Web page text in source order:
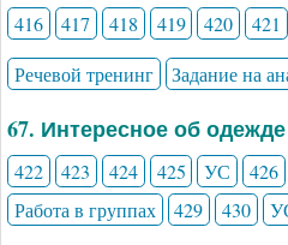
416 417 418 419 420
421
Речевой тренинг
Задание на
67. Интересное об одежде
422 423 424 425 УС 426
Работа в группах
429 430